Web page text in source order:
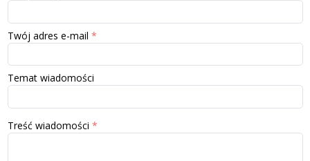
Twój adres e-mail
Temat wiadomości
Treść wiadomości